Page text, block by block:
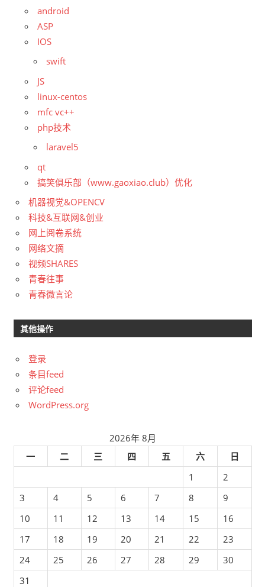
android
ASP
IOS
swift
JS
linux-centos
mfc vc++
php技术
laravel5
qt
搞笑俱乐部（www.gaoxiao.club）优化
机器视觉&OPENCV
科技&互联网&创业
网上阅卷系统
网络文摘
视频SHARES
青春往事
青春微言论
其他操作
登录
条目feed
评论feed
WordPress.org
2026年 8月
一
二 三 四 五 六
日
1
2
3
4 5 6 7 8
9
10
11 12 13 14 15
16
17
18 19 20 21 22
23
24
25 26 27 28 29
30
31